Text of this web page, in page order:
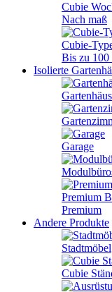
Cubie
Nach maß
Cubie-
Bis zu 100
Isolierte
Garage
Premium
Premium
Andere Produkte
Stadtmöbel
Cubie